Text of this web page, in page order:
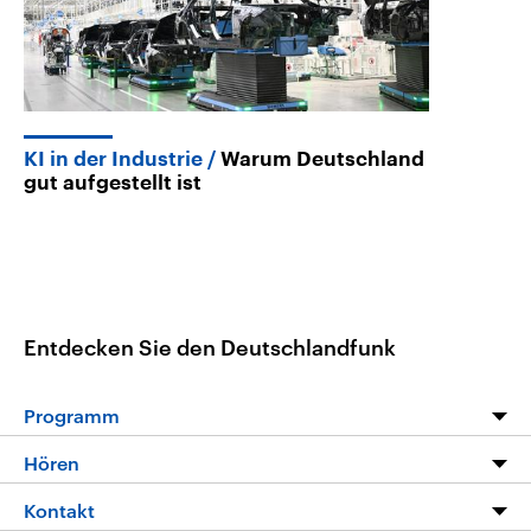
KI in der Industrie
Warum Deutschland
gut aufgestellt ist
Entdecken Sie den Deutschlandfunk
Programm
Programm
Hören
Livestream
Kontakt